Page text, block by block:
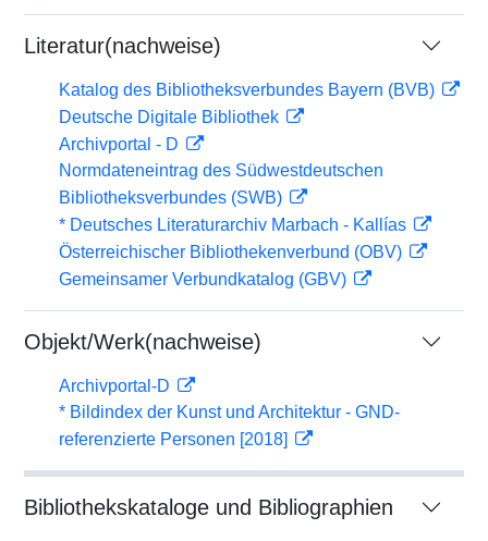
Literatur(nachweise)
Katalog des Bibliotheksverbundes Bayern (BVB)
Deutsche Digitale Bibliothek
Archivportal - D
Normdateneintrag des Südwestdeutschen
Bibliotheksverbundes (SWB)
* Deutsches Literaturarchiv Marbach - Kallías
Österreichischer Bibliothekenverbund (OBV)
Gemeinsamer Verbundkatalog (GBV)
Objekt/Werk(nachweise)
Archivportal-D
* Bildindex der Kunst und Architektur - GND-
referenzierte Personen [2018]
Bibliothekskataloge und Bibliographien